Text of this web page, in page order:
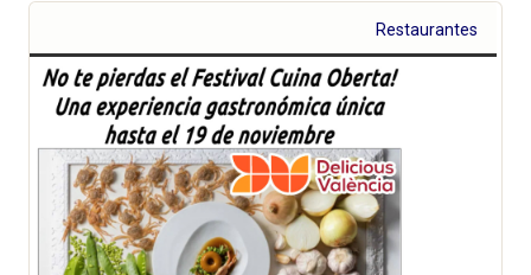
Restaurantes